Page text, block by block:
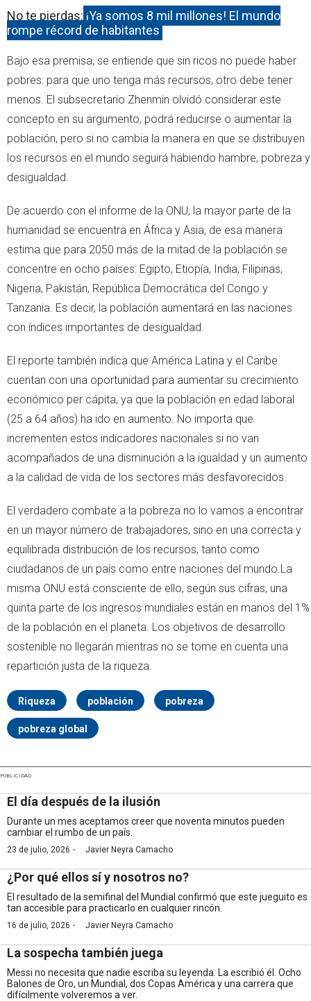
No te pierdas: ¡Ya somos 8 mil millones! El mundo
rompe récord de habitantes
Bajo esa premisa, se entiende que sin ricos no puede haber
pobres: para que uno tenga más recursos, otro debe tener
menos. El subsecretario Zhenmin olvidó considerar este
concepto en su argumento, podrá reducirse o aumentar la
población, pero si no cambia la manera en que se distribuyen
los recursos en el mundo seguirá habiendo hambre, pobreza y
desigualdad.
De acuerdo con el informe de la ONU, la mayor parte de la
humanidad se encuentra en África y Asia, de esa manera
estima que para 2050 más de la mitad de la población se
concentre en ocho países: Egipto, Etiopía, India, Filipinas,
Nigeria, Pakistán, República Democrática del Congo y
Tanzania. Es decir, la población aumentará en las naciones
con índices importantes de desigualdad.
El reporte también indica que América Latina y el Caribe
cuentan con una oportunidad para aumentar su crecimiento
económico per cápita, ya que la población en edad laboral
(25 a 64 años) ha ido en aumento. No importa que
incrementen estos indicadores nacionales si no van
acompañados de una disminución a la igualdad y un aumento
a la calidad de vida de los sectores más desfavorecidos.
El verdadero combate a la pobreza no lo vamos a encontrar
en un mayor número de trabajadores, sino en una correcta y
equilibrada distribución de los recursos, tanto como
ciudadanos de un país como entre naciones del mundo.La
misma ONU está consciente de ello, según sus cifras, una
quinta parte de los ingresos mundiales están en manos del 1%
de la población en el planeta. Los objetivos de desarrollo
sostenible no llegarán mientras no se tome en cuenta una
repartición justa de la riqueza.
Riqueza población pobreza
pobreza global
PUBLICIDAD
El día después de la ilusión
Durante un mes aceptamos creer que noventa minutos pueden
cambiar el rumbo de un país.
23 de julio, 2026 · Javier Neyra Camacho
¿Por qué ellos sí y nosotros no?
El resultado de la semifinal del Mundial confirmó que este jueguito es
tan accesible para practicarlo en cualquier rincón.
16 de julio, 2026 · Javier Neyra Camacho
La sospecha también juega
Messi no necesita que nadie escriba su leyenda. La escribió él. Ocho
Balones de Oro, un Mundial, dos Copas América y una carrera que
difícilmente volveremos a ver.